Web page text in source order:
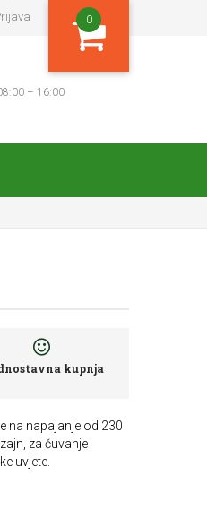
0
– 16:00
kupnja
na napajanje od 230
za čuvanje
uvjete.